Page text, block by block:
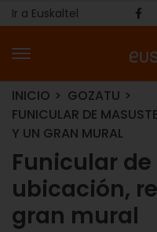
Ir a Euskaltel
INICIO
GOZATU
FUNICULAR DE
Y UN GRAN MURAL
Funicular
ubicación,
gran mural